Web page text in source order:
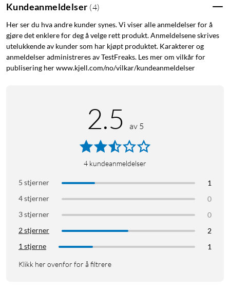
Kundeanmeldelser (4)
Her ser du hva andre kunder synes. Vi viser alle anmeldelser for å
gjøre det enklere for deg å velge rett produkt. Anmeldelsene skrives
utelukkende av kunder som har kjøpt produktet. Karakterer og
anmeldelser administreres av TestFreaks. Les mer om vilkår for
publisering her www.kjell.com/no/vilkar/kundeanmeldelser
2.5 av 5
4 kundeanmeldelser
5 stjerner
1
4 stjerner
0
3 stjerner
0
2 stjerner
2
1 stjerne
1
Klikk her ovenfor for å filtrere